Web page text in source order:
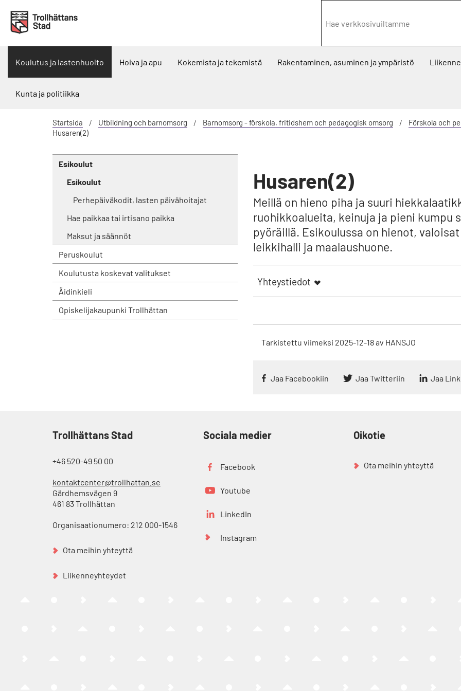
Koulutus ja lastenhuolto Hoiva ja apu Kokemista ja tekemistä Rakentaminen, asuminen ja ympäristö
Kunta ja politiikka
Startsida Utbildning och barnomsorg Barnomsorg - förskola, fritidshem och pedagogisk omsorg Förskola och
Husaren(2)
Esikoulut
Esikoulut
Perhepäiväkodit, lasten päivähoitajat
Hae paikkaa tai irtisano paikka
Maksut ja säännöt
Peruskoulut
Koulutusta koskevat valitukset
Äidinkieli
Opiskelijakaupunki Trollhättan
Husaren(2)
Meillä on hieno piha ja suuri
ruohikkoalueita, keinuja ja pieni kumpu
pyöräillä. Esikoulussa on hienot,
leikkihalli ja maalaushuone.
Yhteystiedot
Tarkistettu viimeksi 2025-12-18av HANSJO
Jaa Facebookiin Jaa Twitteriin Jaa
Trollhättans Stad
+46 520-49 50 00
kontaktcenter@trollhattan.se
Gärdhemsvägen 9
461 83 Trollhättan
Organisaationumero: 212 000-1546
Ota meihin yhteyttä
Liikenneyhteydet
Sociala medier
Facebook
Youtube
LinkedIn
Instagram
Oikotie
Ota meihin yhteyttä